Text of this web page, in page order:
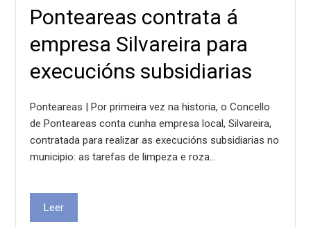
Ponteareas contrata á
empresa Silvareira para
execucións subsidiarias
Ponteareas | Por primeira vez na historia, o Concello
de Ponteareas conta cunha empresa local, Silvareira,
contratada para realizar as execucións subsidiarias no
municipio: as tarefas de limpeza e roza…
Leer